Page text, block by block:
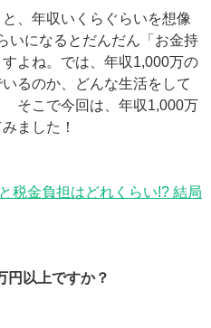
、年収いくらぐらいを想像
になるとだんだん「お金持
よね。では、年収1,000万の
るのか、どんな生活をして
そこで今回は、年収1,000万
ました！
税金負担はどれくらい!? 結局
以上ですか？